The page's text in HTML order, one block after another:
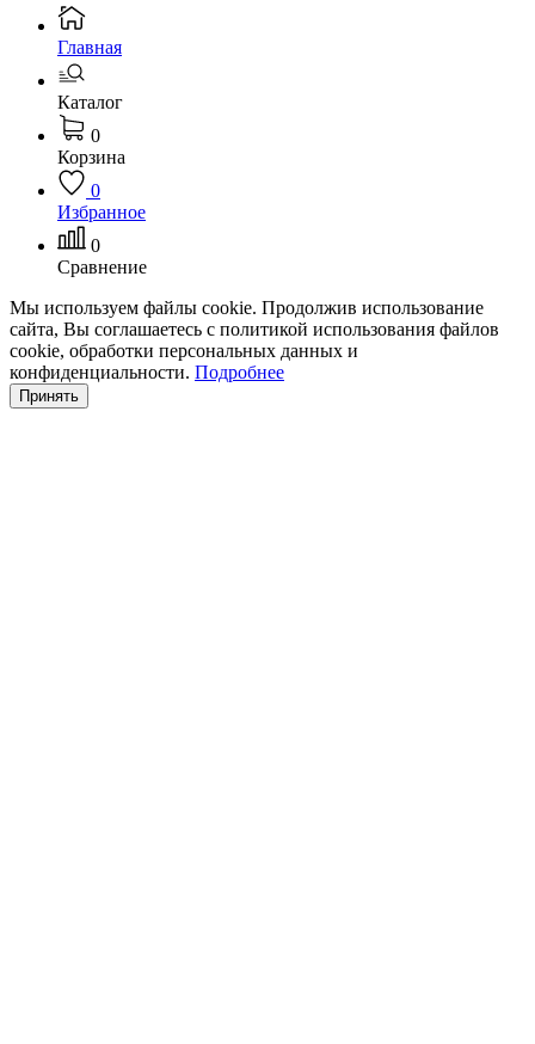
Главная
Каталог
0
Корзина
0
Избранное
0
Сравнение
Мы используем файлы cookie. Продолжив использование
сайта, Вы соглашаетесь с политикой использования файлов
cookie, обработки персональных данных и
конфиденциальности. Подробнее
Принять